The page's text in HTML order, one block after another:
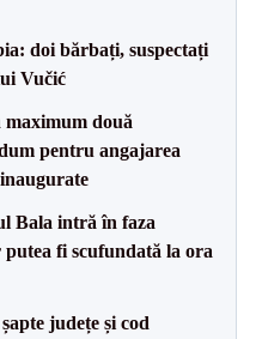
doi bărbați, suspectați
Vučić
două
pentru angajarea
Bala intră în faza
fi scufundată la ora
județe și cod